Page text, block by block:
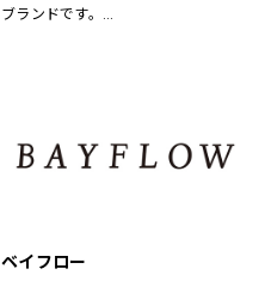
ブランドです。
ベイフロー